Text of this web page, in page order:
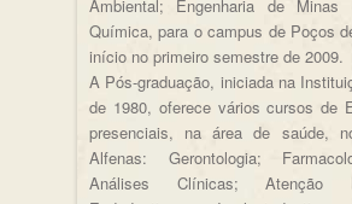
Ambiental; Engenharia de Minas
Química, para o campus de Poços
início no primeiro semestre de 2009.
A Pós-graduação, iniciada na
de 1980, oferece vários cursos de
presenciais, na área de saúde,
Alfenas: Gerontologia;
Análises Clínicas; Atenção